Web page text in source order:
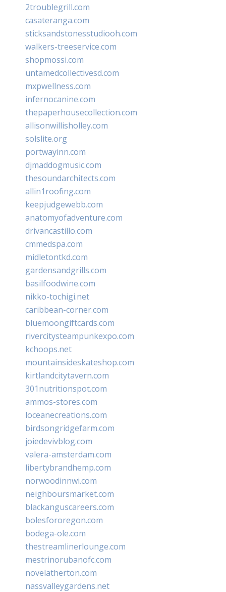
2troublegrill.com
casateranga.com
sticksandstonesstudiooh.com
walkers-treeservice.com
shopmossi.com
untamedcollectivesd.com
mxpwellness.com
infernocanine.com
thepaperhousecollection.com
allisonwillisholley.com
solslite.org
portwayinn.com
djmaddogmusic.com
thesoundarchitects.com
allin1roofing.com
keepjudgewebb.com
anatomyofadventure.com
drivancastillo.com
cmmedspa.com
midletontkd.com
gardensandgrills.com
basilfoodwine.com
nikko-tochigi.net
caribbean-corner.com
bluemoongiftcards.com
rivercitysteampunkexpo.com
kchoops.net
mountainsideskateshop.com
kirtlandcitytavern.com
301nutritionspot.com
ammos-stores.com
loceanecreations.com
birdsongridgefarm.com
joiedevivblog.com
valera-amsterdam.com
libertybrandhemp.com
norwoodinnwi.com
neighboursmarket.com
blackanguscareers.com
bolesfororegon.com
bodega-ole.com
thestreamlinerlounge.com
mestrinorubanofc.com
novelatherton.com
nassvalleygardens.net